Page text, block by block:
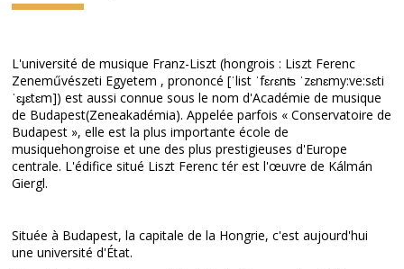
L'université de musique Franz-Liszt (hongrois : Liszt Ferenc
Zeneművészeti Egyetem , prononcé [ˈlist ˈfɛɾɛnʦ ˈzɛnɛmy:ve:sɛti
ˈɛɟɛtɛm]) est aussi connue sous le nom d'Académie de musique
de Budapest(Zeneakadémia). Appelée parfois « Conservatoire de
Budapest », elle est la plus importante école de
musiquehongroise et une des plus prestigieuses d'Europe
centrale. L'édifice situé Liszt Ferenc tér est l'œuvre de Kálmán
Giergl.
Située à Budapest, la capitale de la Hongrie, c'est aujourd'hui
une université d'État.